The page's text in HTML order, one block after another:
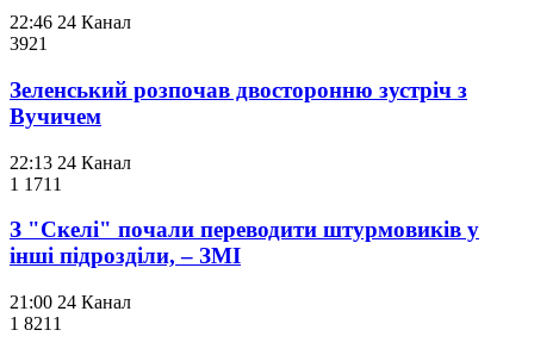
22:46 24 Канал
3921
Зеленський розпочав двосторонню зустріч з
Вучичем
22:13 24 Канал
1 171 1
З "Скелі" почали переводити штурмовиків у
інші підрозділи, – ЗМІ
21:00 24 Канал
1 821 1